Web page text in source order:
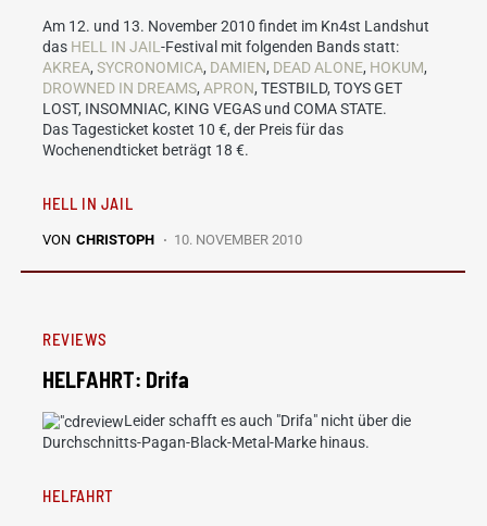
Am 12. und 13. November 2010 findet im Kn4st Landshut
das HELL IN JAIL-Festival mit folgenden Bands statt:
AKREA, SYCRONOMICA, DAMIEN, DEAD ALONE, HOKUM,
DROWNED IN DREAMS, APRON, TESTBILD, TOYS GET
LOST, INSOMNIAC, KING VEGAS und COMA STATE.
Das Tagesticket kostet 10 €, der Preis für das
Wochenendticket beträgt 18 €.
HELL IN JAIL
VON CHRISTOPH 10. NOVEMBER 2010
REVIEWS
HELFAHRT: Drifa
Leider schafft es auch "Drifa" nicht über die
Durchschnitts-Pagan-Black-Metal-Marke hinaus.
HELFAHRT